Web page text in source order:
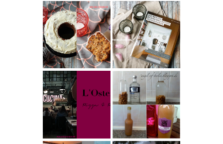
Rezept |
Weltbester
Carrot Cake
mit Cream
Cheese
Frosting nach
Cynthia
Barcomi –
einfach &
saftig
Buchtipps - Die
besten
Skandinavische
n Wohnhäuser |
The Nina
Edition
My Berlin -
L'Osteria | The
Nina Edition
Rezept |
Karamell-
Wodka selber
machen –
einfaches
Rezept &
Geschenkidee